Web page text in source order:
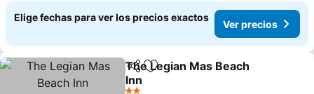
Elige fechas para ver los precios exactos
Ver precios
Compartir
Agregar a favoritos
The Legian Mas Beach
Inn